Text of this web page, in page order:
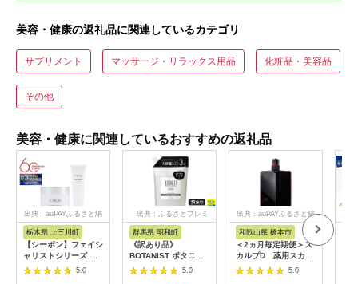
美容・健康の返礼品に関連しているカテゴリ
サプリメント マッサージ・リラックス用品 化粧品・美容品
その他
美容・健康に関連しているおすすめの返礼品
出典：auPAYふるさと納
栃木県 上三川町
【シーボン】フェイシ
ャリストシリーズ ク
レンジング＆洗顔料 2
点セット しっとりタ
5.0
出典：ふるさとプレミ
群馬県 明和町
《訳あり品》
BOTANIST ボタニス
ト ボタニカルシャン
プー 大容量詰替 単品
5.0
出典：auPAYふるさと納
和歌山県 橋本市
＜2ヵ月毎定期便＞ス
カルプD 薬用スカル
プシャンプー オイリ
ー [脂性肌用]メンズ
5.0